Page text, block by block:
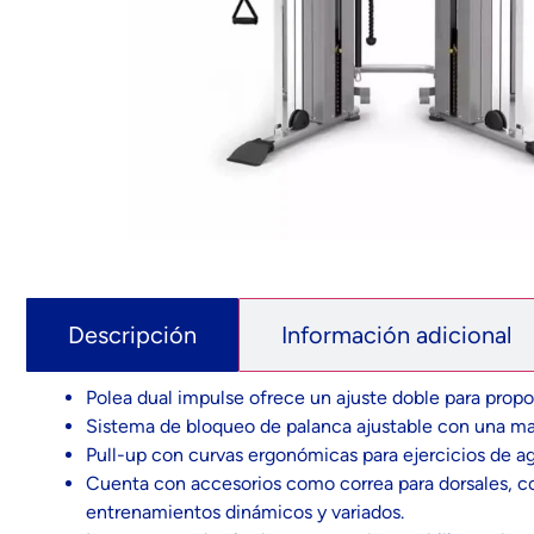
Descripción Información adicional
Polea dual impulse ofrece un ajuste doble para
Sistema de bloqueo de palanca ajustable con una
Pull-up con curvas ergonómicas para ejercicios de
Cuenta con accesorios como correa para dorsales,
entrenamientos dinámicos y variados.